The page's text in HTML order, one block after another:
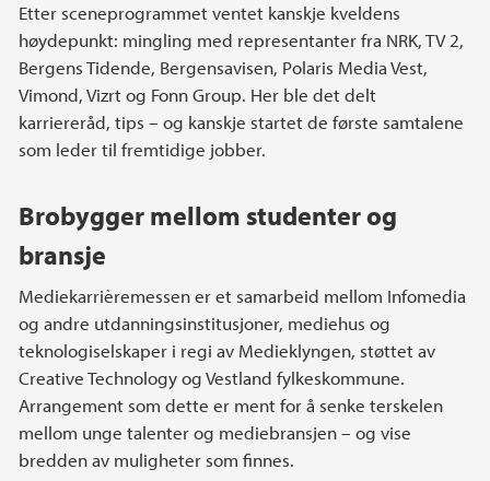
Etter sceneprogrammet ventet kanskje kveldens
høydepunkt: mingling med representanter fra NRK, TV 2,
Bergens Tidende, Bergensavisen, Polaris Media Vest,
Vimond, Vizrt og Fonn Group. Her ble det delt
karriereråd, tips – og kanskje startet de første samtalene
som leder til fremtidige jobber.
Brobygger mellom studenter og
bransje
Mediekarrièremessen er et samarbeid mellom Infomedia
og andre utdanningsinstitusjoner, mediehus og
teknologiselskaper i regi av Medieklyngen, støttet av
Creative Technology og Vestland fylkeskommune.
Arrangement som dette er ment for å senke terskelen
mellom unge talenter og mediebransjen – og vise
bredden av muligheter som finnes.